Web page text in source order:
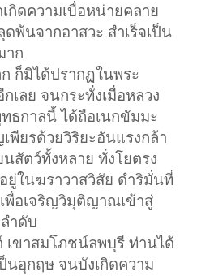
ดความเบื่อหน่ายคลาย
พ้นจากอาสวะ สำเร็จเป็น
าก
ก็มิได้ปรากฏในพระ
เลย จนกระทั่งเมื่อหลวง
ธกาลนี้ ได้ถือเนกขัมมะ
พียรด้วยวิริยะอันแรงกล้า
นสัตว์ทั้งหลาย ทั่งโยตรง
ยู่ในฆราวาสวิสัย ดำริมั่นที่
พื่อเจริญวิมุติญาณเข้าสู่
ำดับ
เขาสมโภชน์ลพบุรี ท่านได้
นอุกฤษ จนบังเกิดความ